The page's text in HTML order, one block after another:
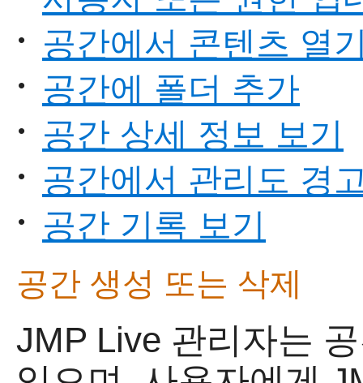
• 공간에서 콘텐츠 열
• 공간에 폴더 추가
• 공간 상세 정보 보기
• 공간에서 관리도 경
• 공간 기록 보기
공간 생성 또는 삭제
JMP Live 관리자는